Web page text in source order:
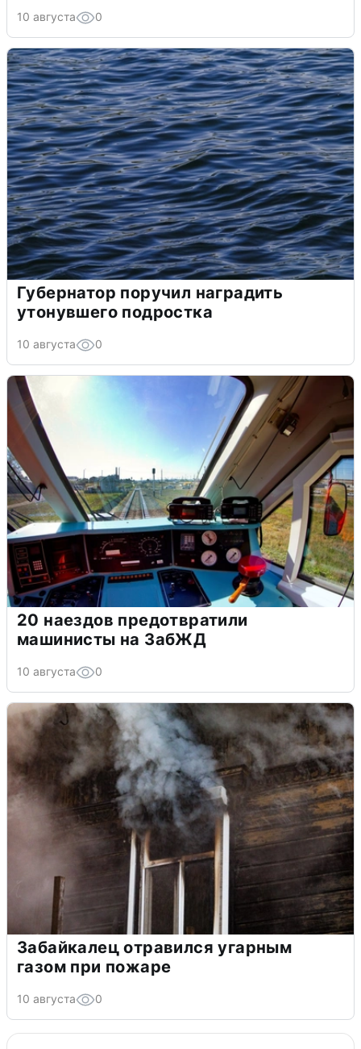
10 августа 0
Губернатор поручил наградить
утонувшего подростка
10 августа 0
20 наездов предотвратили
машинисты на ЗабЖД
10 августа 0
Забайкалец отравился угарным
газом при пожаре
10 августа 0